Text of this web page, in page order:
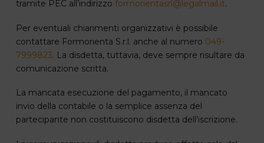
tramite PEC all’indirizzo formorientasrl@legalmail.it.
Per eventuali chiarimenti organizzativi è possibile
contattare Formorienta S.r.l. anche al numero 049-
7999823. La disdetta, tuttavia, deve sempre risultare da
comunicazione scritta.
La mancata esecuzione del pagamento, il mancato
invio della contabile o la semplice assenza del
partecipante non costituiscono disdetta dell’iscrizione.